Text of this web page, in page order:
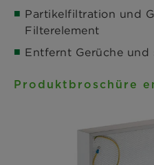
Partikelfiltration und
Filterelement
Entfernt Gerüche und
Produktbroschüre